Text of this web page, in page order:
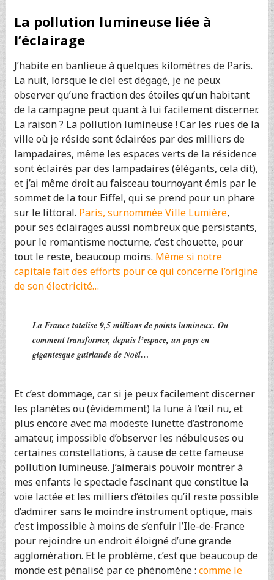
La pollution lumineuse liée à
l’éclairage
J’habite en banlieue à quelques kilomètres de Paris.
La nuit, lorsque le ciel est dégagé, je ne peux
observer qu’une fraction des étoiles qu’un habitant
de la campagne peut quant à lui facilement discerner.
La raison ? La pollution lumineuse ! Car les rues de la
ville où je réside sont éclairées par des milliers de
lampadaires, même les espaces verts de la résidence
sont éclairés par des lampadaires (élégants, cela dit),
et j’ai même droit au faisceau tournoyant émis par le
sommet de la tour Eiffel, qui se prend pour un phare
sur le littoral. Paris, surnommée Ville Lumière,
pour ses éclairages aussi nombreux que persistants,
pour le romantisme nocturne, c’est chouette, pour
tout le reste, beaucoup moins. Même si notre
capitale fait des efforts pour ce qui concerne l’origine
de son électricité…
La France totalise 9,5 millions de points lumineux. Ou
comment transformer, depuis l’espace, un pays en
gigantesque guirlande de Noël…
Et c’est dommage, car si je peux facilement discerner
les planètes ou (évidemment) la lune à l’œil nu, et
plus encore avec ma modeste lunette d’astronome
amateur, impossible d’observer les nébuleuses ou
certaines constellations, à cause de cette fameuse
pollution lumineuse. J’aimerais pouvoir montrer à
mes enfants le spectacle fascinant que constitue la
voie lactée et les milliers d’étoiles qu’il reste possible
d’admirer sans le moindre instrument optique, mais
c’est impossible à moins de s’enfuir l’Ile-de-France
pour rejoindre un endroit éloigné d’une grande
agglomération. Et le problème, c’est que beaucoup de
monde est pénalisé par ce phénomène : comme le